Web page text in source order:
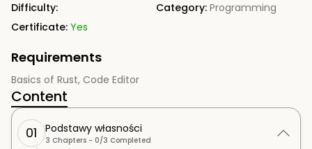
Difficulty:
Category: Programming
Certificate: Yes
Requirements
Basics of Rust, Code Editor
Content
01 Podstawy własności
3 Chapters - 0/3 Completed